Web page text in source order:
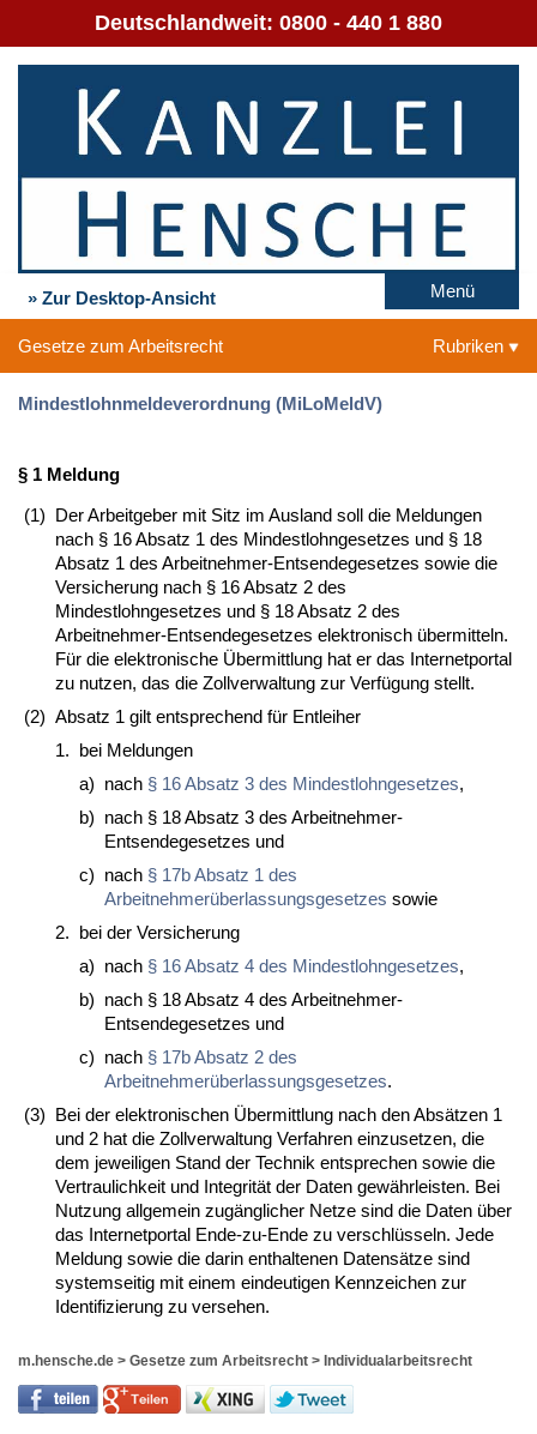
Deutschlandweit: 0800 - 440 1 880
» Zur Desktop-Ansicht Menü
Gesetze zum Arbeitsrecht Rubriken
Mindestlohnmeldeverordnung (MiLoMeldV)
§ 1 Meldung
(1) Der Arbeitgeber mit Sitz im Ausland soll die Meldungen
nach § 16 Absatz 1 des Mindestlohngesetzes und § 18
Absatz 1 des Arbeitnehmer-Entsendegesetzes sowie die
Versicherung nach § 16 Absatz 2 des
Mindestlohngesetzes und § 18 Absatz 2 des
Arbeitnehmer-Entsendegesetzes elektronisch übermitteln.
Für die elektronische Übermittlung hat er das Internetportal
zu nutzen, das die Zollverwaltung zur Verfügung stellt.
(2) Absatz 1 gilt entsprechend für Entleiher
1. bei Meldungen
a) nach § 16 Absatz 3 des Mindestlohngesetzes,
b) nach § 18 Absatz 3 des Arbeitnehmer-
Entsendegesetzes und
c) nach § 17b Absatz 1 des
Arbeitnehmerüberlassungsgesetzes sowie
2. bei der Versicherung
a) nach § 16 Absatz 4 des Mindestlohngesetzes,
b) nach § 18 Absatz 4 des Arbeitnehmer-
Entsendegesetzes und
c) nach § 17b Absatz 2 des
Arbeitnehmerüberlassungsgesetzes.
(3) Bei der elektronischen Übermittlung nach den Absätzen 1
und 2 hat die Zollverwaltung Verfahren einzusetzen, die
dem jeweiligen Stand der Technik entsprechen sowie die
Vertraulichkeit und Integrität der Daten gewährleisten. Bei
Nutzung allgemein zugänglicher Netze sind die Daten über
das Internetportal Ende-zu-Ende zu verschlüsseln. Jede
Meldung sowie die darin enthaltenen Datensätze sind
systemseitig mit einem eindeutigen Kennzeichen zur
Identifizierung zu versehen.
m.hensche.de > Gesetze zum Arbeitsrecht > Individualarbeitsrecht